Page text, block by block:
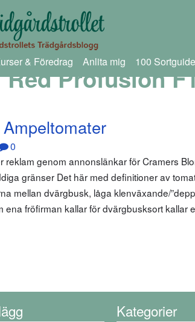
& Föredrag Anlita mig 100
Red Profusion
0
reklam genom annonslänkar för Cramers
gränser Det här med definitioner av
mellan dvärgbusk, låga klenväxande/
fröfirman kallar för dvärgbusksort kallar
Kategorier